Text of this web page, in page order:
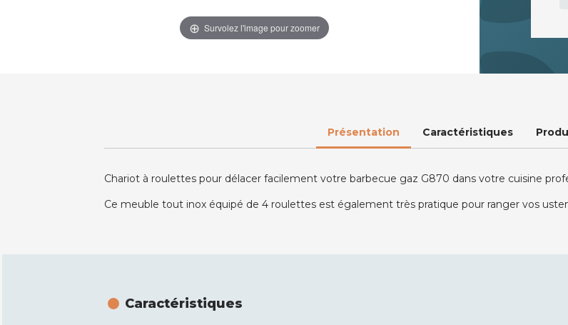
Survolez l'image pour zoomer
Présentation Caractéristiques
Chariot à roulettes pour délacer facilement votre barbecue gaz G870 dans votre cuisine
Ce meuble tout inox équipé de 4 roulettes est également très pratique pour ranger vos
Caractéristiques